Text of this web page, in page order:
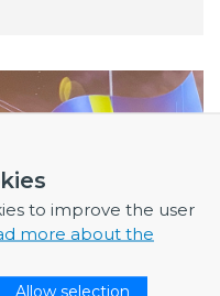
to improve the user
more about the
Allow selection